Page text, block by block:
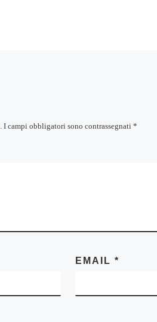
I campi obbligatori sono contrassegnati *
EMAIL *